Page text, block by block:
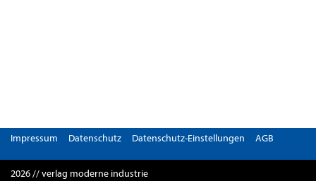
Impressum Datenschutz Datenschutz-Einstellungen AGB
2026 // verlag moderne industrie